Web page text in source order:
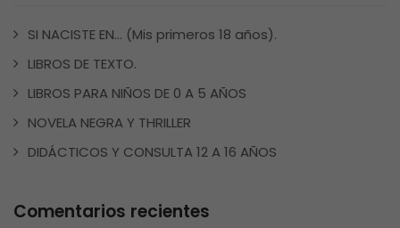
SI NACISTE EN… (Mis primeros 18 años).
LIBROS DE TEXTO.
LIBROS PARA NIÑOS DE 0 A 5 AÑOS
NOVELA NEGRA Y THRILLER
DIDÁCTICOS Y CONSULTA 12 A 16 AÑOS
Comentarios recientes